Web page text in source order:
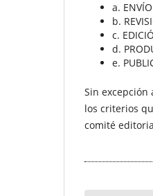
a.
b.
c.
d.
e.
Sin
los criterios
comité